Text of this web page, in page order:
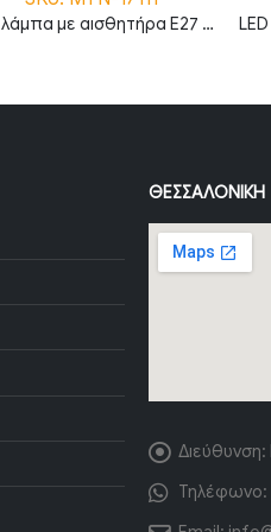
LED λάμπα με αισθητήρα E27 A60 7W 4500K φυσικό λευκό
ΘΕΣΣΑΛΟΝΊΚΗ
Διεύθυνση:
Τηλέφωνο: